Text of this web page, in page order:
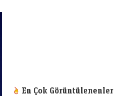
En Çok Görüntülenenler